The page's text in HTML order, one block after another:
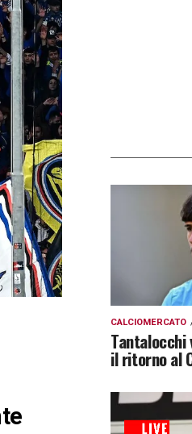
CALCIOMERCATO
il ritorno al